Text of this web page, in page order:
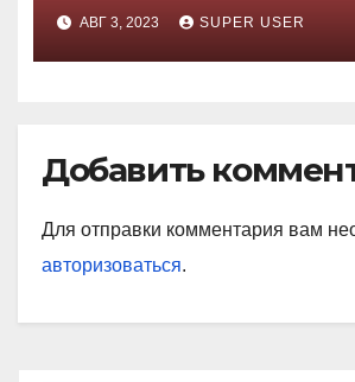
АВГ 3, 2023 SUPER USER
Добавить
Для отправки комментария вам
авторизоваться.